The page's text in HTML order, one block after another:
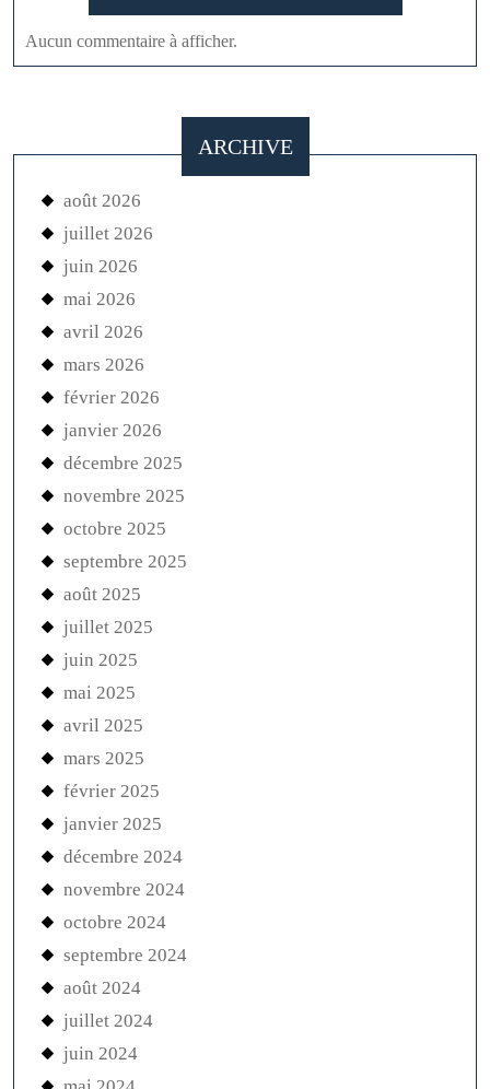
Aucun commentaire à afficher.
ARCHIVE
août 2026
juillet 2026
juin 2026
mai 2026
avril 2026
mars 2026
février 2026
janvier 2026
décembre 2025
novembre 2025
octobre 2025
septembre 2025
août 2025
juillet 2025
juin 2025
mai 2025
avril 2025
mars 2025
février 2025
janvier 2025
décembre 2024
novembre 2024
octobre 2024
septembre 2024
août 2024
juillet 2024
juin 2024